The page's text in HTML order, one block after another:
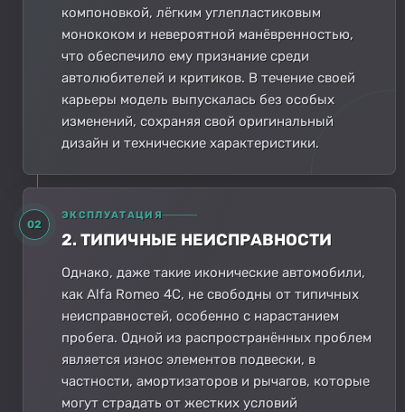
компоновкой, лёгким углепластиковым
монококом и невероятной манёвренностью,
что обеспечило ему признание среди
автолюбителей и критиков. В течение своей
карьеры модель выпускалась без особых
изменений, сохраняя свой оригинальный
дизайн и технические характеристики.
02
ЭКСПЛУАТАЦИЯ
2. ТИПИЧНЫЕ НЕИСПРАВНОСТИ
Однако, даже такие иконические автомобили,
как Alfa Romeo 4C, не свободны от типичных
неисправностей, особенно с нарастанием
пробега. Одной из распространённых проблем
является износ элементов подвески, в
частности, амортизаторов и рычагов, которые
могут страдать от жестких условий